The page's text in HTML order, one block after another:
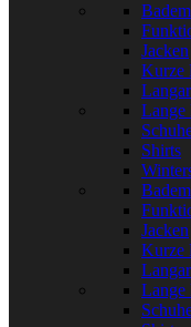
Jacken
Kurze
Lange
Shirts
Jacken
Kurze
Lange